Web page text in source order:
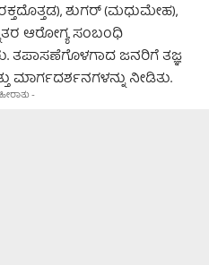
ಶುಗರ್ (ಮಧುಮೇಹ),
ಆರೋಗ್ಯ ಸಂಬಂಧಿ
ತಪಾಸಣೆಗೊಳಗಾದ ಜನರಿಗೆ ತಜ್ಞ
ಮಾರ್ಗದರ್ಶನಗಳನ್ನು ನೀಡಿತು.
-